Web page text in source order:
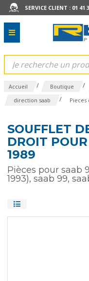
SERVICE CLIENT : 01 41
Accueil / Boutique /
direction saab /
SOUFFLET
DROIT
1989
Pièces pour saab
1993), saab 99,